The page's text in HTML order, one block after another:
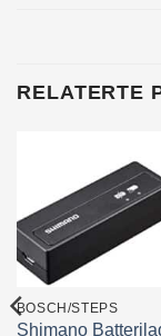
RELATERTE
BOSCH/STEPS
Shimano